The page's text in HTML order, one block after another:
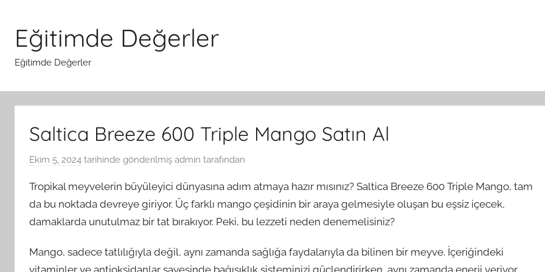
Eğitimde Değerler
Eğitimde Değerler
Saltica Breeze 600 Triple Mango Satın Al
Ekim 5, 2024 tarihinde gönderilmiş admin tarafından
Tropikal meyvelerin büyüleyici dünyasına adım atmaya hazır mısınız? Saltica Breeze 600 Triple Mango, tam
da bu noktada devreye giriyor. Üç farklı mango çeşidinin bir araya gelmesiyle oluşan bu eşsiz içecek,
damaklarda unutulmaz bir tat bırakıyor. Peki, bu lezzeti neden denemelisiniz?
Mango, sadece tatlılığıyla değil, aynı zamanda sağlığa faydalarıyla da bilinen bir meyve. İçeriğindeki
vitaminler ve antioksidanlar sayesinde bağışıklık sisteminizi güçlendirirken, aynı zamanda enerji veriyor.